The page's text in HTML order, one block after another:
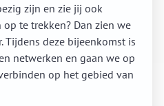
zijn en zie jij ook
te trekken? Dan zien we
Tijdens deze bijeenkomst is
netwerken en gaan we op
op het gebied van